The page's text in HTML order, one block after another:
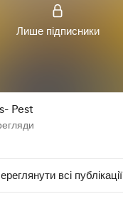
Лише підписники
Pest
всі публікації